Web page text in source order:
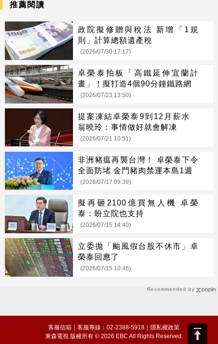
Recommended by
推薦閱讀
政院擬修贈與稅法 新增「1規
則」計算總額遺產稅
(2026/07/30 17:17)
卓榮泰拍板「高鐵延伸宜蘭計
畫」！擬打造4個90分鐘鐵路網
(2026/07/23 13:50)
提案凍結卓榮泰9到12月薪水
翁曉玲：事情做好就會解凍
(2026/07/21 10:51)
非洲豬瘟再襲台灣！ 卓榮泰下令
全面防堵 金門豬肉禁運本島1週
(2026/07/17 09:39)
擬再砸2100億買無人機 卓榮
泰：盼立院也支持
(2026/07/15 14:40)
立委拋「颱風假台股不休市」卓
榮泰回應了
(2026/07/15 10:46)
客服信箱｜客服專線：02-2388-5918｜隱私權政策
東森電視 版權所有 © 2026 EBC All Rights Reserved.